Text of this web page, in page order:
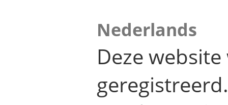
Nederlands
Deze